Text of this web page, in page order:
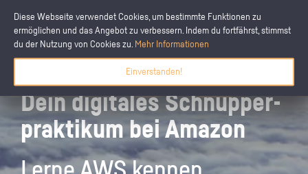
Diese Webseite verwendet Cookies, um bestimmte Funktionen zu
ermöglichen und das Angebot zu verbessern. Indem du fortfährst, stimmst
du der Nutzung von Cookies zu. Mehr Informationen
Einverstanden!
Dein digitales Schnupper­
praktikum bei Amazon